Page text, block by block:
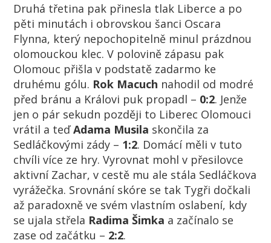
Druhá třetina pak přinesla tlak Liberce a po
pěti minutách i obrovskou šanci Oscara
Flynna, který nepochopitelně minul prázdnou
olomouckou klec. V polovině zápasu pak
Olomouc přišla v podstatě zadarmo ke
druhému gólu. Rok Macuch nahodil od modré
před bránu a Královi puk propadl – 0:2. Jenže
jen o pár sekudn později to Liberec Olomouci
vrátil a teďAdama Musila skončila za
Sedláčkovými zády – 1:2. Domácí měli v tuto
chvíli více ze hry. Vyrovnat mohl v přesilovce
aktivní Zachar, v cestě mu ale stála Sedláčkova
vyrážečka. Srovnání skóre se tak Tygři dočkali
až paradoxně ve svém vlastním oslabení, kdy
se ujala střela Radima Šimka a začínalo se
zase od začátku – 2:2.